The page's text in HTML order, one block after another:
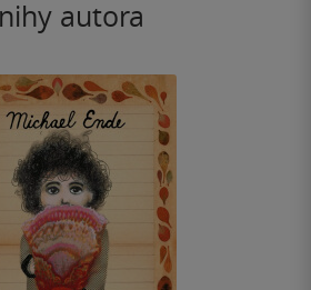
autora